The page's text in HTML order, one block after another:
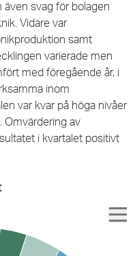
svag för bolagen
Vidare var
samt
varierade men
med föregående år, i
inom
var kvar på höga nivåer
Omvärdering av
i kvartalet positivt